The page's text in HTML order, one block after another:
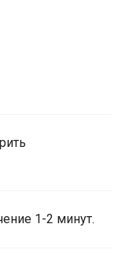
1-2 минут.